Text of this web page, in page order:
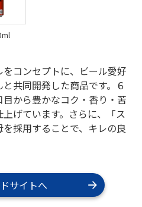
コンセプトに、ビール愛好
共同開発した商品です。６
から豊かなコク・香り・苦
げています。さらに、「ス
採用することで、キレの良
サイトへ